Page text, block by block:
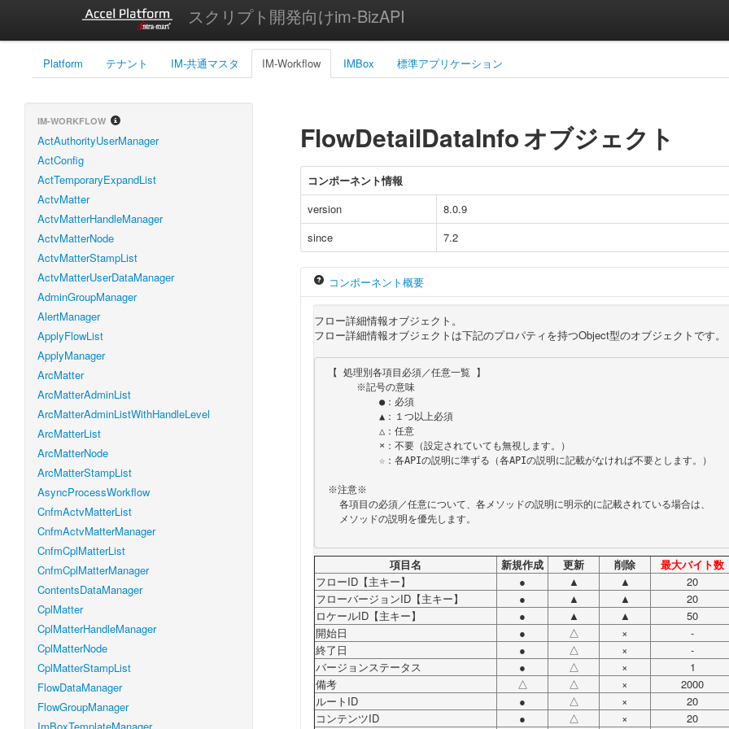
スクリプト開発向けim-BizAPI
Platform テナント IM-共通マスタ IM-Workflow IMBox 標準アプリケーション
IM-WORKFLOW
ActAuthorityUserManager
ActConfig
ActTemporaryExpandList
ActvMatter
ActvMatterHandleManager
ActvMatterNode
ActvMatterStampList
ActvMatterUserDataManager
AdminGroupManager
AlertManager
ApplyFlowList
ApplyManager
ArcMatter
ArcMatterAdminList
ArcMatterAdminListWithHandleLevel
ArcMatterList
ArcMatterNode
ArcMatterStampList
AsyncProcessWorkflow
CnfmActvMatterList
CnfmActvMatterManager
CnfmCplMatterList
CnfmCplMatterManager
ContentsDataManager
CplMatter
CplMatterHandleManager
CplMatterNode
CplMatterStampList
FlowDataManager
FlowGroupManager
FlowDetailDataInfoオブジェクト
コンポーネント情報
version
8.0.9
since
7.2
コンポーネント概要
フロー詳細情報オブジェクト。
フロー詳細情報オブジェクトは下記のプロパティを持つObject型のオブジェクトです。
項目名 新規作成 更新 削除
最大バイト数
フローID【主キー】
● ▲ ▲
20
フローバージョンID【主キー】
● ▲ ▲
20
ロケールID【主キー】
● ▲ ▲
50
開始日
● △ ×
-
終了日
● △ ×
-
バージョンステータス
● △ ×
1
備考
△ △ ×
2000
ルートID
● △ ×
20
コンテンツID
● △ ×
20